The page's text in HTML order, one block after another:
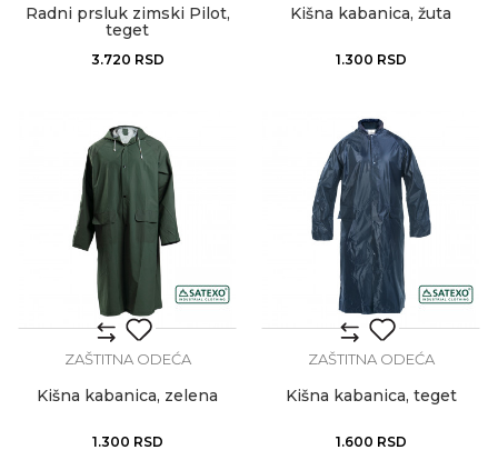
Radni prsluk zimski Pilot,
teget
3.720 RSD
Kišna kabanica, žuta
1.300 RSD
ZAŠTITNA ODEĆA
Kišna kabanica, zelena
1.300 RSD
ZAŠTITNA ODEĆA
Kišna kabanica, teget
1.600 RSD